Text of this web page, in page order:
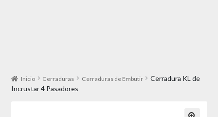
Inicio Cerraduras Cerraduras de Embutir
Cerradura KL de
Incrustar 4 Pasadores